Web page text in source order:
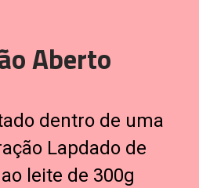
Aberto
dentro de uma
Lapdado de
leite de 300g